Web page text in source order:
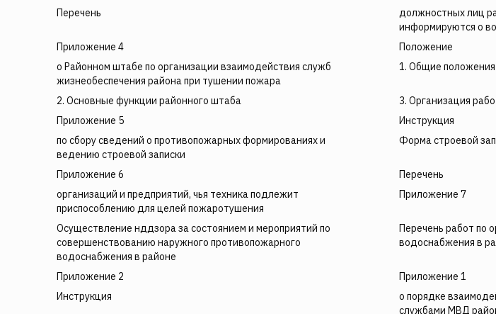
Перечень
должностных лиц
информируются о
Приложение 4
Положение
о Районном штабе по организации взаимодействия служб
жизнеобеспечения района при тушении пожара
1. Общие положения
2. Основные функции районного штаба
3. Организация
Приложение 5
Инструкция
по сбору сведений о противопожарных формированиях и
ведению строевой записки
Форма строевой
Приложение 6
Перечень
организаций и предприятий, чья техника подлежит
приспособлению для целей пожаротушения
Приложение 7
Осуществление нддзора за состоянием и мероприятий по
совершенствованию наружного противопожарного
водоснабжения в районе
Перечень работ по
водоснабжения в
Приложение 2
Приложение 1
Инструкция
о порядке
службами МВД